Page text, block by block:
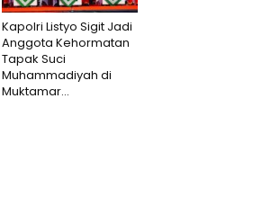
Kapolri Listyo Sigit Jadi
Anggota Kehormatan
Tapak Suci
Muhammadiyah di
Muktamar...